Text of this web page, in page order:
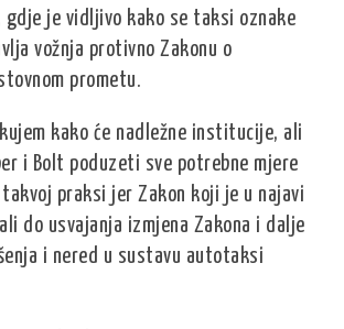
je vidljivo kako se taksi oznake
vožnja protivno Zakonu o
prometu.
kako će nadležne institucije, ali
i Bolt poduzeti sve potrebne mjere
praksi jer Zakon koji je u najavi
do usvajanja izmjena Zakona i dalje
i nered u sustavu autotaksi